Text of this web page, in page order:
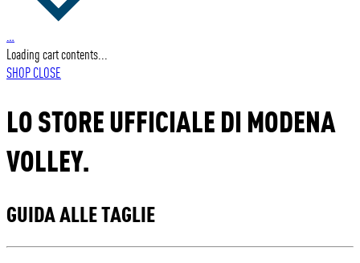
…
Loading cart contents...
SHOPCLOSE
LO STORE UFFICIALE DI MODENA
VOLLEY.
GUIDA ALLE TAGLIE